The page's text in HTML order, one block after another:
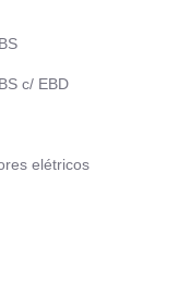
c/ EBD
elétricos